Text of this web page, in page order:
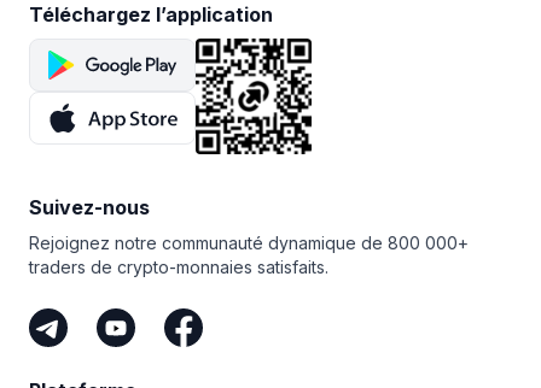
Téléchargez l’application
Suivez-nous
Rejoignez notre communauté dynamique de 800 000+
traders de crypto-monnaies satisfaits.